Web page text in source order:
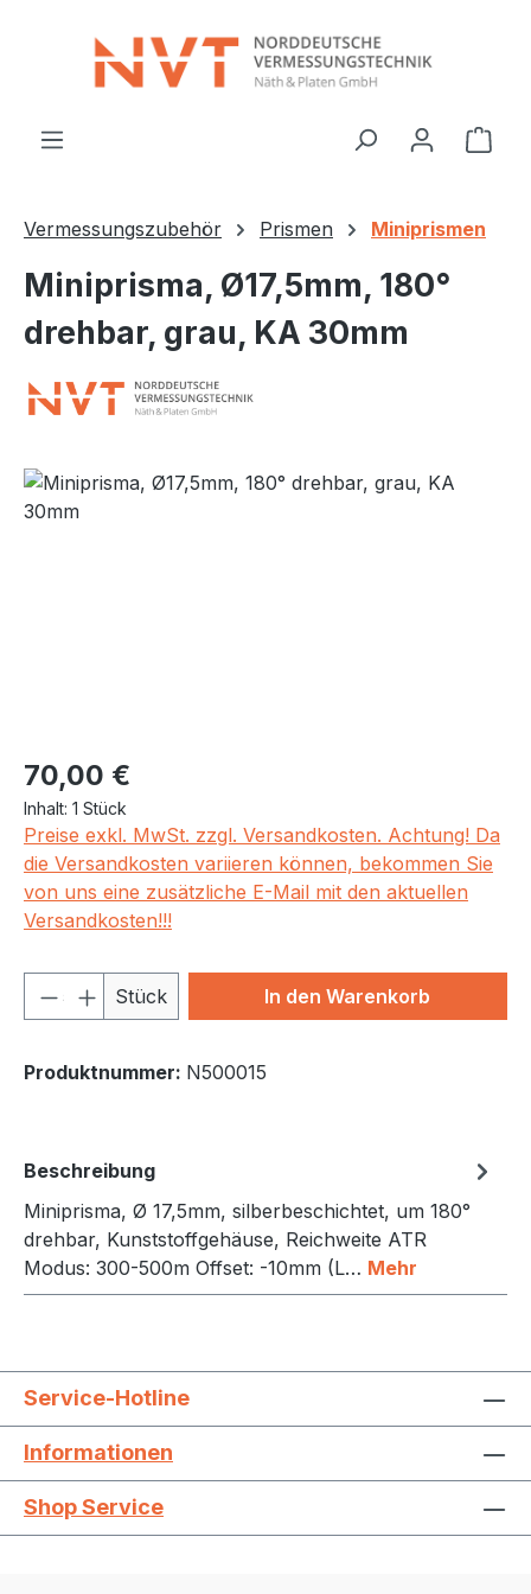
Vermessungszubehör Prismen Miniprismen
Miniprisma, Ø17,5mm, 180°
drehbar, grau, KA 30mm
Bildergalerie überspringen
Regulärer Preis:
70,00 €
Inhalt: 1 Stück
Preise exkl. MwSt. zzgl. Versandkosten. Achtung! Da
die Versandkosten variieren können, bekommen Sie
von uns eine zusätzliche E-Mail mit den aktuellen
Versandkosten!!!
Produkt Anzahl: Gib den
Stück In den Warenkorb
Produktnummer: N500015
Beschreibung
Miniprisma, Ø 17,5mm, silberbeschichtet, um 180°
drehbar, Kunststoffgehäuse, Reichweite ATR
Modus: 300-500m Offset: -10mm (L… Mehr
Service-Hotline
Informationen
Shop Service